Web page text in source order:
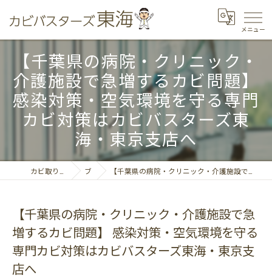
【千葉県の病院・クリニック・
介護施設で急増するカビ問題】
感染対策・空気環境を守る専門
カビ対策はカビバスターズ東
海・東京支店へ
ブログ 【千葉県の病院・クリニック・介護施設で急増するカビ問題】 感染対策・空気環境を守る専門カビ対策はカビバスターズ東海・東京支店へ
【千葉県の病院・クリニック・介護施設で急
増するカビ問題】 感染対策・空気環境を守る
専門カビ対策はカビバスターズ東海・東京支
店へ